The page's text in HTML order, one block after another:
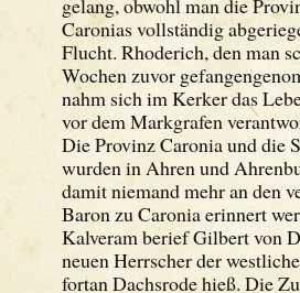
gelang, obwohl man die
Caronias vollständig
Flucht. Rhoderich, den man
Wochen zuvor
nahm sich im Kerker das
vor dem Markgrafen
Die Provinz Caronia und die
wurden in Ahren und
damit niemand mehr an den
Baron zu Caronia erinnert
Kalveram berief Gilbert von
neuen Herrscher der
fortan Dachsrode hieß. Die